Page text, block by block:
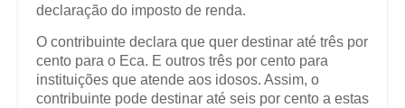
declaração do imposto de renda.
O contribuinte declara que quer destinar até três por
cento para o Eca. E outros três por cento para
instituições que atende aos idosos. Assim, o
contribuinte pode destinar até seis por cento a estas